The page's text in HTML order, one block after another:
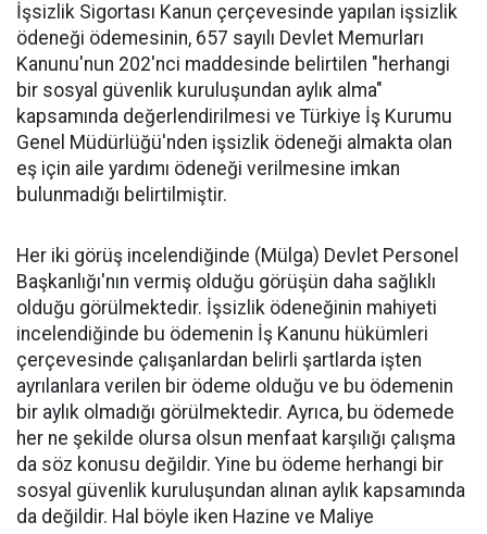
İşsizlik Sigortası Kanun çerçevesinde yapılan işsizlik
ödeneği ödemesinin, 657 sayılı Devlet Memurları
Kanunu'nun 202'nci maddesinde belirtilen "herhangi
bir sosyal güvenlik kuruluşundan aylık alma"
kapsamında değerlendirilmesi ve Türkiye İş Kurumu
Genel Müdürlüğü'nden işsizlik ödeneği almakta olan
eş için aile yardımı ödeneği verilmesine imkan
bulunmadığı belirtilmiştir.
Her iki görüş incelendiğinde (Mülga) Devlet Personel
Başkanlığı'nın vermiş olduğu görüşün daha sağlıklı
olduğu görülmektedir. İşsizlik ödeneğinin mahiyeti
incelendiğinde bu ödemenin İş Kanunu hükümleri
çerçevesinde çalışanlardan belirli şartlarda işten
ayrılanlara verilen bir ödeme olduğu ve bu ödemenin
bir aylık olmadığı görülmektedir. Ayrıca, bu ödemede
her ne şekilde olursa olsun menfaat karşılığı çalışma
da söz konusu değildir. Yine bu ödeme herhangi bir
sosyal güvenlik kuruluşundan alınan aylık kapsamında
da değildir. Hal böyle iken Hazine ve Maliye